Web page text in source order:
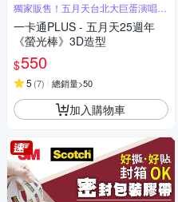
獨家販售！五月天台北大巨蛋演唱會
限定周邊
一卡通PLUS - 五月天25週年
《螢光棒》3D造型
$550
5 (7) 總銷量>50
加入購物車